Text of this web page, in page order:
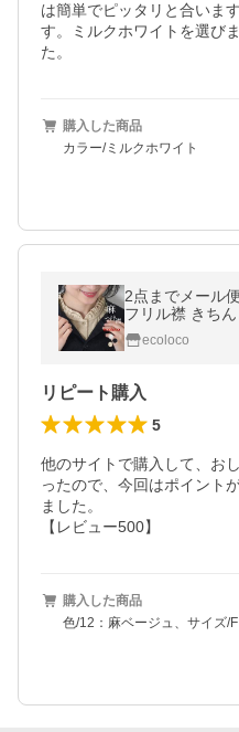
は簡単でピッタリと合いま
す。ミルクホワイトを選び
購入した商品
カラー/ミルクホワイト
2点までメール
フリル襟 きち
ス 麻100％
ecoloco
リピート購入
5
他のサイトで購入して、お
ったので、今回はポイント
ました。
【レビュー500】
購入した商品
色/12：麻ベージュ、サイズ/F